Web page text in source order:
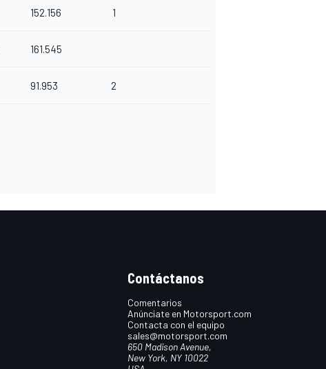
152.156 1
161.545
91.953 2
Contáctanos
Comentarios
Anúnciate en Motorsport.com
Contacta con el equipo
sales@motorsport.com
650 Madison Avenue,
New York, NY 10022